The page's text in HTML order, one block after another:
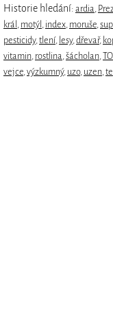
Historie hledání: ardia,
král , motýl , index, moruše,
pesticidy,tlení, lesy,dřevař,
vitamin, rostlina,šácholan,
vejce,výzkumný, uzo, uzen,